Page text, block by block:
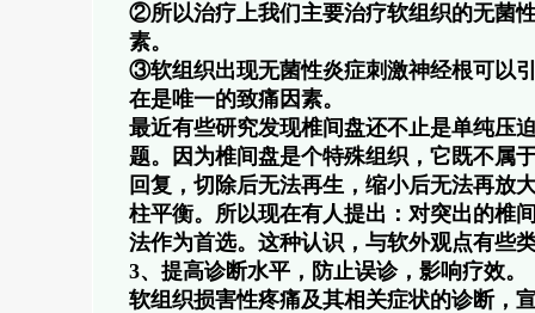
②所以治疗上我们主要治疗软组织的无菌
素。
③软组织出现无菌性炎症刺激神经根可以
在是唯一的致痛因素。
最近有些研究发现椎间盘还不止是单纯压
题。因为椎间盘是个特殊组织，它既不属
回复，切除后无法再生，缩小后无法再放
柱平衡。所以现在有人提出：对突出的椎
法作为首选。这种认识，与软外观点有些
3、提高诊断水平，防止误诊，影响疗效。
软组织损害性疼痛及其相关症状的诊断，